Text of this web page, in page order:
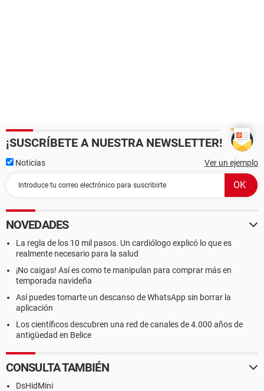
¡SUSCRÍBETE A NUESTRA NEWSLETTER!
Noticias Ver un ejemplo
NOVEDADES
La regla de los 10 mil pasos. Un cardiólogo explicó lo que es
realmente necesario para la salud
¡No caigas! Así es como te manipulan para comprar más en
temporada navideña
Así puedes tomarte un descanso de WhatsApp sin borrar la
aplicación
Los científicos descubren una red de canales de 4.000 años de
antigüedad en Belice
CONSULTA TAMBIÉN
DsHidMini